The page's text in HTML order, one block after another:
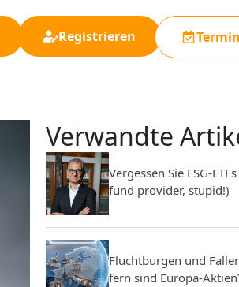
Registrieren
Verwandte
Vergessen Sie ESG-
fund provider, stupid!)
Fluchtburgen und
fern sind Europa-